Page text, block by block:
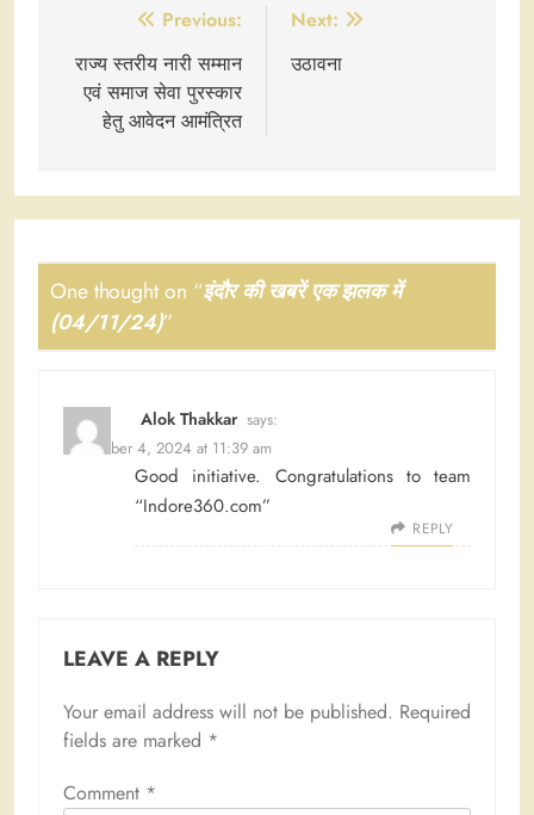
navigation
Previous:
राज्य स्तरीय नारी सम्मान
एवं समाज सेवा पुरस्कार
हेतु आवेदन आमंत्रित
Next:
उठावना
One thought on “इंदौर की खबरें एक झलक में
(04/11/24)”
Alok Thakkar says:
November 4, 2024 at 11:39 am
Good initiative. Congratulations to team
“Indore360.com”
REPLY
LEAVE A REPLY
Your email address will not be published. Required
fields are marked *
Comment *